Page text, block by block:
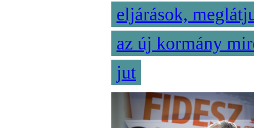
eljárások,
az új kormány
jut